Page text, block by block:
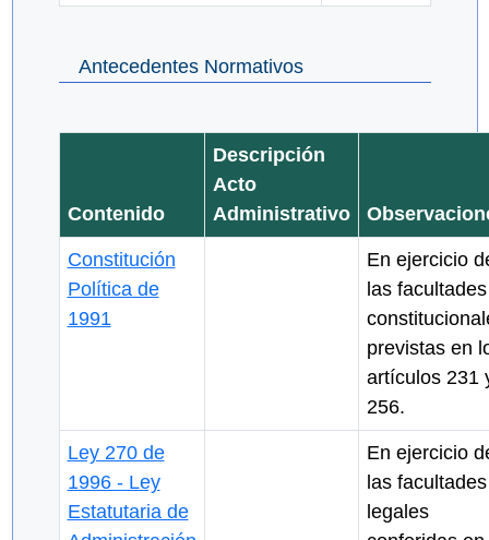
Antecedentes Normativos
Contenido
Descripción
Acto
Administrativo
Constitución
Política de
1991
En ejercicio
las facultades
previstas en
artículos 231
256.
Ley 270 de
1996 - Ley
Estatutaria de
En ejercicio
las facultades
legales